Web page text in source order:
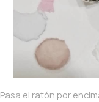
Pasa el ratón por